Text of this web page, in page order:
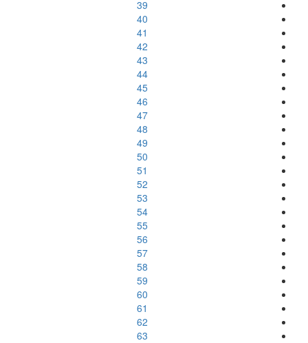
39
40
41
42
43
44
45
46
47
48
49
50
51
52
53
54
55
56
57
58
59
60
61
62
63